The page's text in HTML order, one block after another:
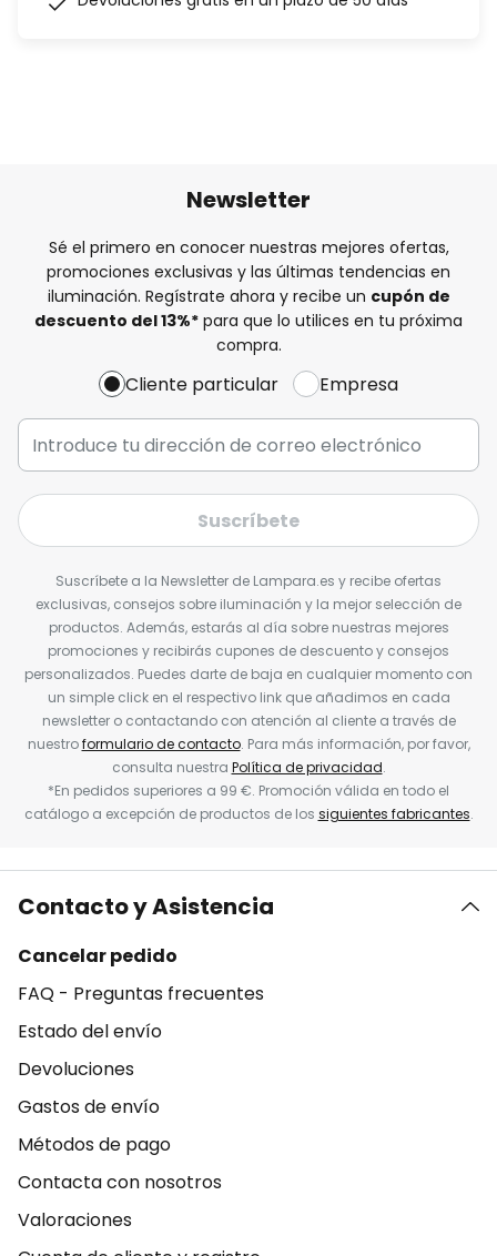
Newsletter
Sé el primero en conocer nuestras mejores ofertas,
promociones exclusivas y las últimas tendencias en
iluminación. Regístrate ahora y recibe un cupón de
descuento del13%* para que lo utilices en tu próxima
compra.
Cliente particular Empresa
Suscríbete
Suscríbete a la Newsletter de Lampara.es y recibe ofertas
exclusivas, consejos sobre iluminación y la mejor selección de
productos. Además, estarás al día sobre nuestras mejores
promociones y recibirás cupones de descuento y consejos
personalizados. Puedes darte de baja en cualquier momento con
un simple click en el respectivo link que añadimos en cada
newsletter o contactando con atención al cliente a través de
nuestroformulario de contacto. Para más información, por favor,
consulta nuestra Política de privacidad.
*En pedidos superiores a 99 €. Promoción válida en todo el
catálogo a excepción de productos de los siguientes fabricantes.
Contacto y Asistencia
Cancelar pedido
FAQ - Preguntas frecuentes
Estado del envío
Devoluciones
Gastos de envío
Métodos de pago
Contacta con nosotros
Valoraciones